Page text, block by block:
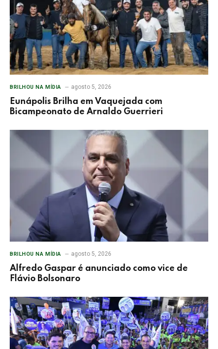
BRILHOU NA MÍDIA agosto 5, 2026
Eunápolis Brilha em Vaquejada com
Bicampeonato de Arnaldo Guerrieri
BRILHOU NA MÍDIA agosto 5, 2026
Alfredo Gaspar é anunciado como vice de
Flávio Bolsonaro